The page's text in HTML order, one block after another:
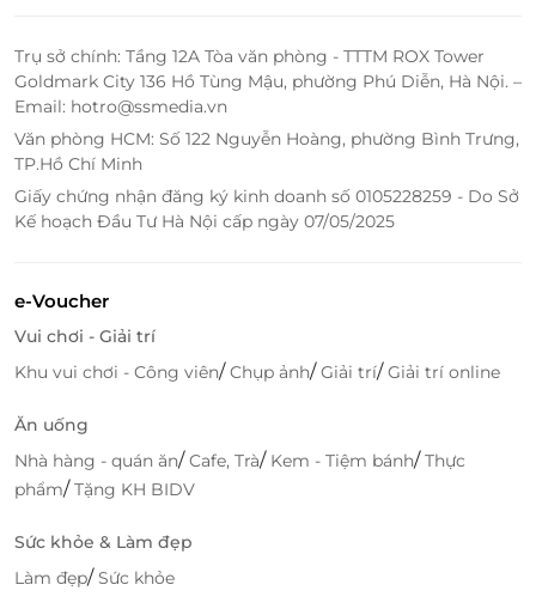
Thới Bình, Ninh Kiều, Cần Thơ
Tầng 1, 84 Mậu Thân, Phường An Hòa, Quận Ninh
05-L4 TTTM Vincom Xuân Khánh – 209 Đường 30/4,
Cà Mau
Bến Tre
Shop 07 TTTM Big C Go Bến Tre, đường Võ Nguyên
Giáp, Ấp 1, Xã Sơn Ðông, TP.Bến Tre, Tỉnh Bến Tre
Sóc Trăng
Lô L1-04 tầng L1, TTTM Vincom Plaza Sóc Trăng, Trần
Hưng Đạo, P.2, .Sóc Trăng, Sóc Trăng
Tiền Giang
216 Nam Kỳ Khởi Nghĩa, Phường 7, TP.Mỹ Tho, Tiền
Giang
Trụ sở chính: Tầng 12A Tòa văn phòng - TTTM ROX Tower
Goldmark City 136 Hồ Tùng Mậu, phường Phú Diễn, Hà Nội. –
Email: hotro@ssmedia.vn
Văn phòng HCM: Số 122 Nguyễn Hoàng, phường Bình Trưng,
TP.Hồ Chí Minh
Giấy chứng nhận đăng ký kinh doanh số 0105228259 - Do Sở
Kế hoạch Đầu Tư Hà Nội cấp ngày 07/05/2025
e-Voucher
Vui chơi - Giải trí
Khu vui chơi - Công viên/Chụp ảnh/Giải trí/Giải trí online
Ăn uống
Nhà hàng - quán ăn/Cafe, Trà/ Kem - Tiệm bánh/Thực
phẩm/Tặng KH BIDV
Sức khỏe & Làm đẹp
Làm đẹp/Sức khỏe